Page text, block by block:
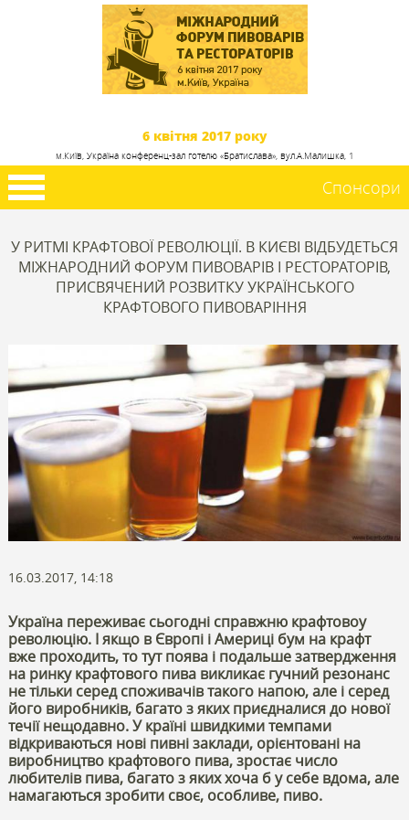
6 квітня 2017 року
м.Київ, Україна конференц-зал готелю «Братислава», вул.А.Малишка, 1
Спонсори
У РИТМІ КРАФТОВОЇ РЕВОЛЮЦІЇ. В КИЄВІ ВІДБУДЕТЬСЯ
МІЖНАРОДНИЙ ФОРУМ ПИВОВАРІВ І РЕСТОРАТОРІВ,
ПРИСВЯЧЕНИЙ РОЗВИТКУ УКРАЇНСЬКОГО
КРАФТОВОГО ПИВОВАРІННЯ
16.03.2017, 14:18
Україна переживає сьогодні справжню крафтовоу
революцію. І якщо в Європі і Америці бум на крафт
вже проходить, то тут поява і подальше затвердження
на ринку крафтового пива викликає гучний резонанс
не тільки серед споживачів такого напою, але і серед
його виробників, багато з яких приєдналися до нової
течії нещодавно. У країні швидкими темпами
відкриваються нові пивні заклади, орієнтовані на
виробництво крафтового пива, зростає число
любителів пива, багато з яких хоча б у себе вдома, але
намагаються зробити своє, особливе, пиво.